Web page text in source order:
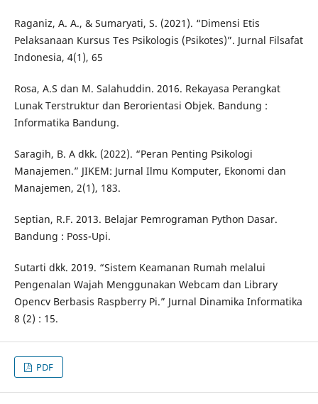
Raganiz, A. A., & Sumaryati, S. (2021). “Dimensi Etis
Pelaksanaan Kursus Tes Psikologis (Psikotes)”. Jurnal Filsafat
Indonesia, 4(1), 65
Rosa, A.S dan M. Salahuddin. 2016. Rekayasa Perangkat
Lunak Terstruktur dan Berorientasi Objek. Bandung :
Informatika Bandung.
Saragih, B. A dkk. (2022). “Peran Penting Psikologi
Manajemen.” JIKEM: Jurnal Ilmu Komputer, Ekonomi dan
Manajemen, 2(1), 183.
Septian, R.F. 2013. Belajar Pemrograman Python Dasar.
Bandung : Poss-Upi.
Sutarti dkk. 2019. “Sistem Keamanan Rumah melalui
Pengenalan Wajah Menggunakan Webcam dan Library
Opencv Berbasis Raspberry Pi.” Jurnal Dinamika Informatika
8 (2) : 15.
PDF